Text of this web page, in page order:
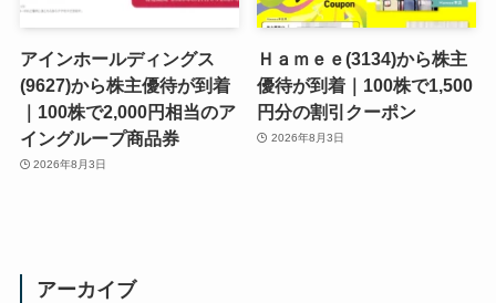
アインホールディングス
(9627)から株主優待が到着
｜100株で2,000円相当のア
イングループ商品券
2026年8月3日
Ｈａｍｅｅ(3134)から株主
優待が到着｜100株で1,500
円分の割引クーポン
2026年8月3日
アーカイブ